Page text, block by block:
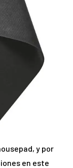
y por
en este